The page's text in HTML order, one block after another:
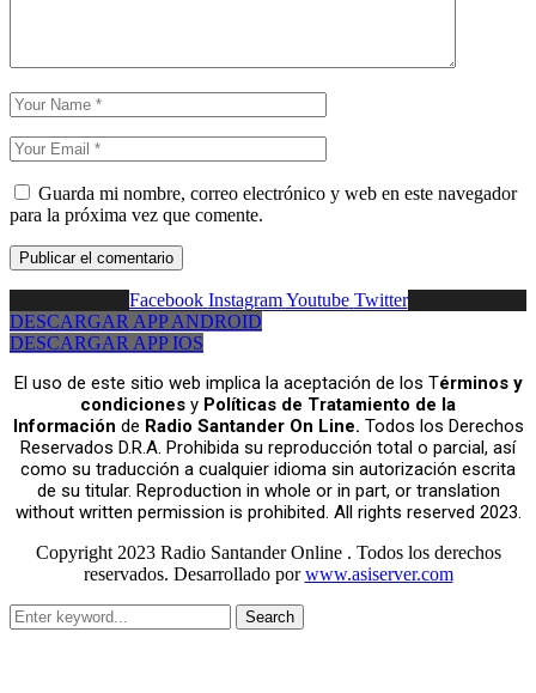
Guarda mi nombre, correo electrónico y web en este navegador
para la próxima vez que comente.
Facebook Instagram Youtube Twitter
DESCARGAR APP ANDROID
DESCARGAR APP IOS
El uso de este sitio web implica la aceptación de los Términos y
condiciones y Políticas de Tratamiento de la
Información de Radio Santander On Line. Todos los Derechos
Reservados D.R.A. Prohibida su reproducción total o parcial, así
como su traducción a cualquier idioma sin autorización escrita
de su titular. Reproduction in whole or in part, or translation
without written permission is prohibited. All rights reserved 2023.
Copyright 2023 Radio Santander Online . Todos los derechos
reservados. Desarrollado porwww.asiserver.com
Search